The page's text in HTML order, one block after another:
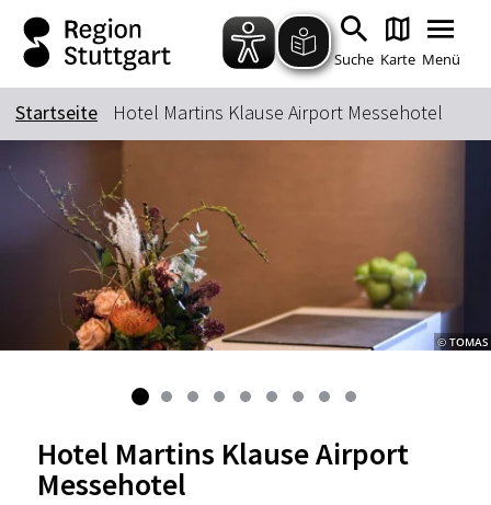
Zum Hauptinhalt springen
Zur Suche springen
Zur Hauptnavigation
Zum Footer springen
Suche Karte Menü
Suchbegriff
Das könnte Sie interessieren
Stadtführungen
Citytour
Übernachtung
Erlebnisse
Essen & Trinken
Automobil
Startseite Hotel Martins Klause Airport Messehotel
© TOMAS
Hotel Martins Klause Airport
Messehotel